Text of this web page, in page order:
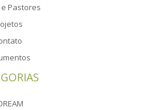
Pastores